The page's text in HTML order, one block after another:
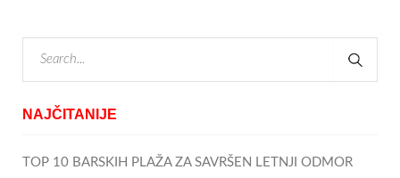
NAJČITANIJE
TOP 10 BARSKIH PLAŽA ZA SAVRŠEN LETNJI ODMOR